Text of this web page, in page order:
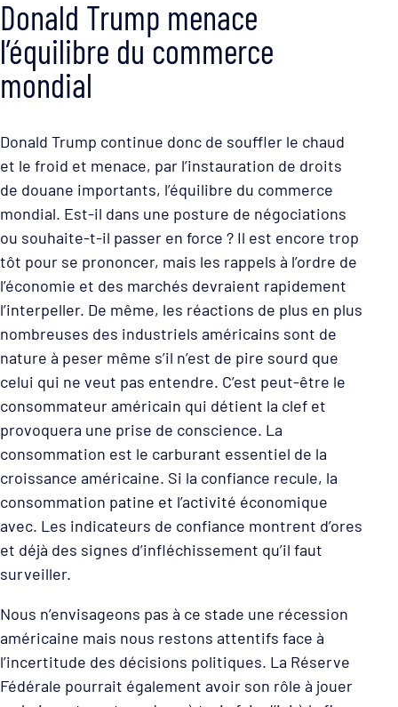
Donald Trump menace
l’équilibre du commerce
mondial
Donald Trump continue donc de souffler le chaud
et le froid et menace, par l’instauration de droits
de douane importants, l’équilibre du commerce
mondial. Est-il dans une posture de négociations
ou souhaite-t-il passer en force ? Il est encore trop
tôt pour se prononcer, mais les rappels à l’ordre de
l’économie et des marchés devraient rapidement
l’interpeller. De même, les réactions de plus en plus
nombreuses des industriels américains sont de
nature à peser même s’il n’est de pire sourd que
celui qui ne veut pas entendre. C’est peut-être le
consommateur américain qui détient la clef et
provoquera une prise de conscience. La
consommation est le carburant essentiel de la
croissance américaine. Si la confiance recule, la
consommation patine et l’activité économique
avec. Les indicateurs de confiance montrent d’ores
et déjà des signes d’infléchissement qu’il faut
surveiller.
Nous n’envisageons pas à ce stade une récession
américaine mais nous restons attentifs face à
l’incertitude des décisions politiques. La Réserve
Fédérale pourrait également avoir son rôle à jouer